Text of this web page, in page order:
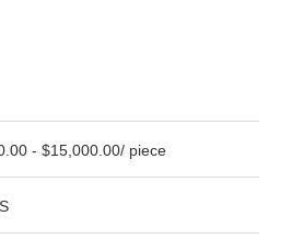
- $15,000.00/ piece